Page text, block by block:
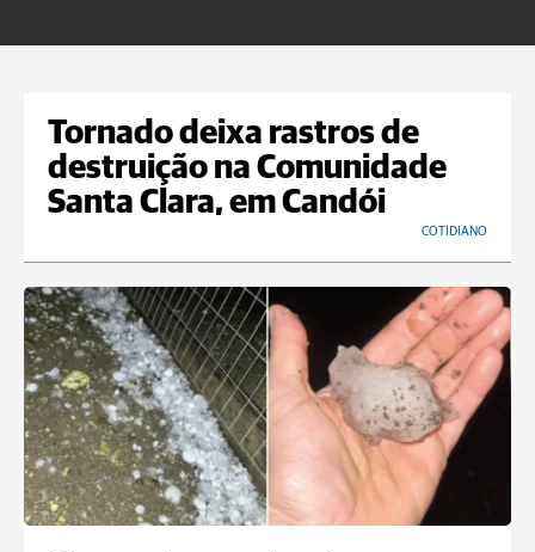
Tornado deixa rastros de
destruição na Comunidade
Santa Clara, em Candói
COTIDIANO